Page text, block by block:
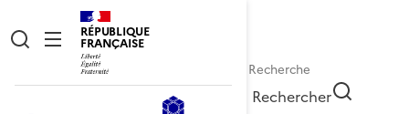
RÉPUBLIQUE
FRANÇAISE
Rechercher